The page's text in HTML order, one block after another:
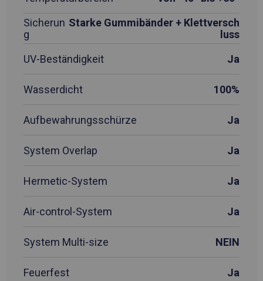
Sicherun
g
Starke Gummibänder + Klettversch
luss
UV-Beständigkeit
Ja
Wasserdicht 100%
Aufbewahrungsschürze Ja
System Overlap Ja
Hermetic-System Ja
Air-control-System Ja
System Multi-size NEIN
Feuerfest Ja